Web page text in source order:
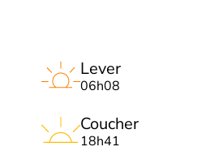
Lever
06h08
Coucher
18h41